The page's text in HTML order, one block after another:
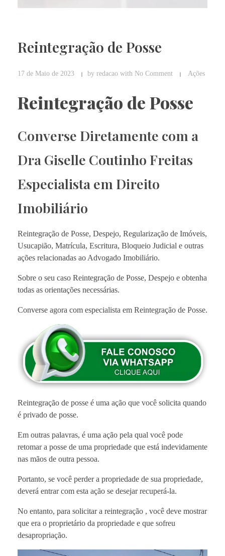
Reintegração de Posse
17 de Maio de 2023 by redacao with No Comment Ações
Reintegração de Posse
Converse Diretamente com a
Dra Giselle Coutinho Freitas
Especialista em Direito
Imobiliário
Reintegração de Posse, Despejo, Regularização de Imóveis,
Usucapião, Matrícula, Escritura, Bloqueio Judicial e outras
ações relacionadas ao Advogado Imobiliário.
Sobre o seu caso Reintegração de Posse, Despejo e obtenha
todas as orientações necessárias.
Converse agora com especialista em Reintegração de Posse.
Reintegração de posse é uma ação que você solicita quando
é privado de posse.
Em outras palavras, é uma ação pela qual você pode
retomar a posse de uma propriedade que ​​​​está indevidamente
nas mãos de outra pessoa.
Portanto, se você perder a propriedade de sua propriedade,
deverá entrar com esta ação se desejar recuperá-la.
No entanto, para solicitar a reintegração , você deve mostrar
que era o proprietário da propriedade e que sofreu
desapropriação.